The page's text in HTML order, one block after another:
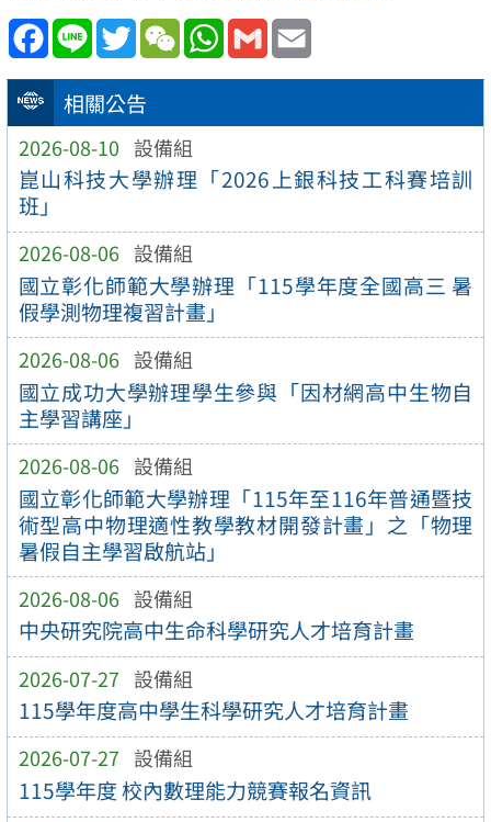
相關公告
2026-08-10 設備組
崑山科技大學辦理「2026上銀科技工科賽培訓
班」
2026-08-06 設備組
國立彰化師範大學辦理「115學年度全國高三 暑
假學測物理複習計畫」
2026-08-06 設備組
國立成功大學辦理學生參與「因材網高中生物自
主學習講座」
2026-08-06 設備組
國立彰化師範大學辦理「115年至116年普通暨技
術型高中物理適性教學教材開發計畫」之「物理
暑假自主學習啟航站」
2026-08-06 設備組
中央研究院高中生命科學研究人才培育計畫
2026-07-27 設備組
115學年度高中學生科學研究人才培育計畫
2026-07-27 設備組
115學年度 校內數理能力競賽報名資訊
Facebook
Line TwitterWeChatWhatsApp
Gmail